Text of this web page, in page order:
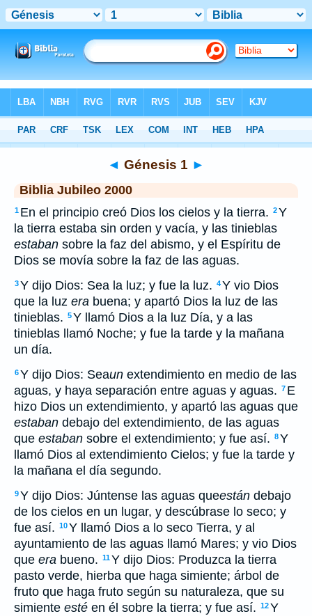
>JUB> Génesis 1
◄ Génesis 1 ►
Biblia Jubileo 2000
1 En el principio creó Dios los cielos y la tierra. 2Y
la tierra estaba sin orden y vacía, y las tinieblas
estaban sobre la faz del abismo, y el Espíritu de
Dios se movía sobre la faz de las aguas.
3Y dijo Dios: Sea la luz; y fue la luz. 4Y vio Dios
que la luz era buena; y apartó Dios la luz de las
tinieblas. 5Y llamó Dios a la luz Día, y a las
tinieblas llamó Noche; y fue la tarde y la mañana
un día.
6Y dijo Dios: Seaun extendimiento en medio de las
aguas, y haya separación entre aguas y aguas. 7 E
hizo Dios un extendimiento, y apartó las aguas que
estaban debajo del extendimiento, de las aguas
que estaban sobre el extendimiento; y fue así. 8Y
llamó Dios al extendimiento Cielos; y fue la tarde y
la mañana el día segundo.
9Y dijo Dios: Júntense las aguas queestán debajo
de los cielos en un lugar, y descúbrase lo seco; y
fue así. 10Y llamó Dios a lo seco Tierra, y al
ayuntamiento de las aguas llamó Mares; y vio Dios
que era bueno. 11Y dijo Dios: Produzca la tierra
pasto verde, hierba que haga simiente; árbol de
fruto que haga fruto según su naturaleza, que su
simiente esté en él sobre la tierra; y fue así. 12Y